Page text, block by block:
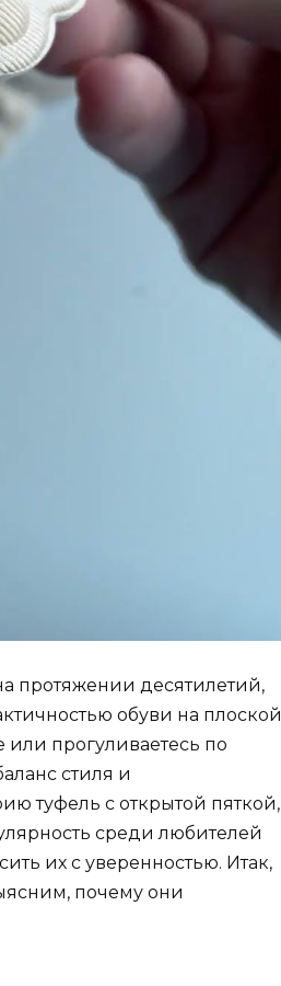
протяжении десятилетий,
обуви на плоской
прогуливаетесь по
стиля и
туфель с открытой пяткой,
среди любителей
их с уверенностью. Итак,
почему они